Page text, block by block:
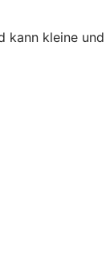
kann kleine und